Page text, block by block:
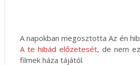
A napokban megosztotta Az én
A te hibád előzetesét, de nem
filmek háza tájától.